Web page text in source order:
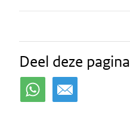
Deel deze pagina